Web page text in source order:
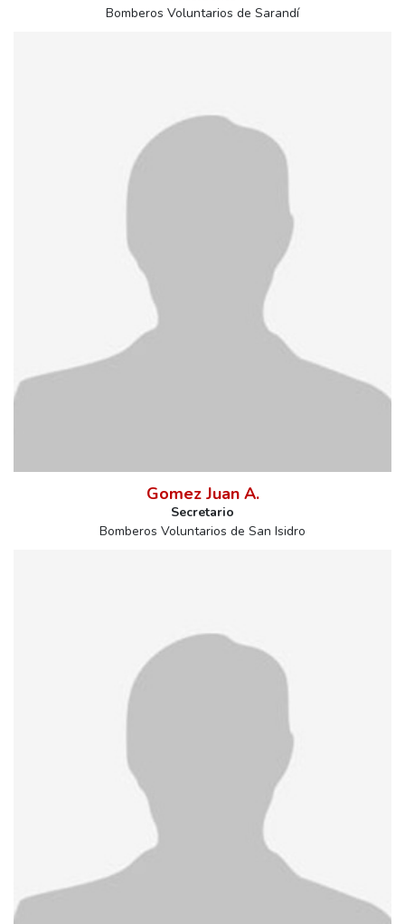
Bomberos Voluntarios de Sarandí
Gomez Juan A.
Secretario
Bomberos Voluntarios de San Isidro